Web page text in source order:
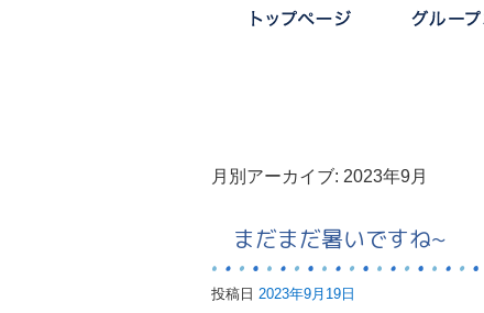
月別アーカイブ: 2023年9月
まだまだ暑いですね~
投稿日 2023年9月19日